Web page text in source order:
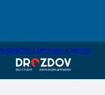
сайта шин и дисков